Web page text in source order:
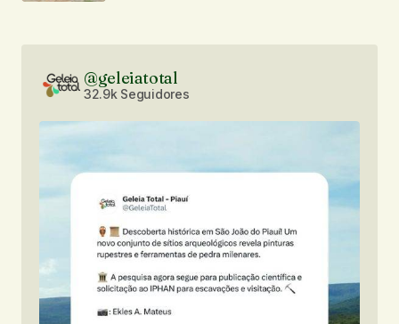
@geleiatotal
32.9k Seguidores